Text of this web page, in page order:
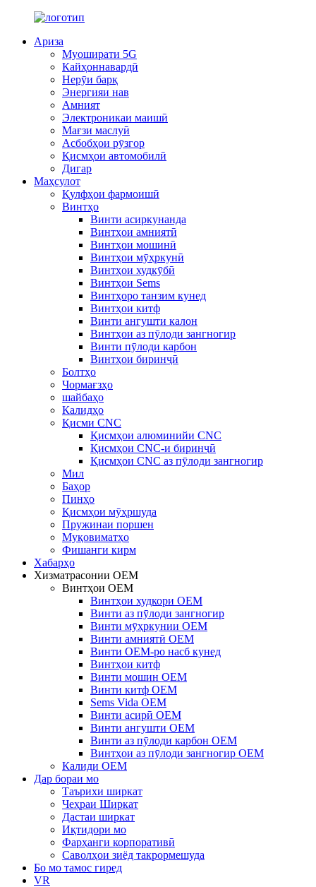
Ариза
Муоширати 5G
Кайҳоннавардӣ
Нерӯи барқ
Энергияи нав
Амният
Электроникаи маишӣ
Мағзи маслуӣ
Асбобҳои рӯзгор
Қисмҳои автомобилӣ
Дигар
Маҳсулот
Қулфҳои фармоишӣ
Винтҳо
Винти асиркунанда
Винтҳои амниятӣ
Винтҳои мошинӣ
Винтҳои мӯҳркунӣ
Винтҳои худкӯбӣ
Винтҳои Sems
Винтҳоро танзим кунед
Винтҳои китф
Винти ангушти калон
Винтҳои аз пӯлоди зангногир
Винти пӯлоди карбон
Винтҳои биринҷӣ
Болтҳо
Чормағзҳо
шайбаҳо
Калидҳо
Қисми CNC
Қисмҳои алюминийи CNC
Қисмҳои CNC-и биринҷӣ
Қисмҳои CNC аз пӯлоди зангногир
Мил
Баҳор
Пинҳо
Қисмҳои мӯҳршуда
Пружинаи поршен
Муқовиматҳо
Фишанги кирм
Хабарҳо
Хизматрасонии OEM
Винтҳои OEM
Винтҳои худкори OEM
Винти аз пӯлоди зангногир
Винти мӯҳркунии OEM
Винти амниятӣ OEM
Винти OEM-ро насб кунед
Винтҳои китф
Винти мошин OEM
Винти китф OEM
Sems Vida OEM
Винти асирӣ OEM
Винти ангушти OEM
Винти аз пӯлоди карбон OEM
Винтҳои аз пӯлоди зангногир OEM
Калиди OEM
Дар бораи мо
Таърихи ширкат
Чеҳраи Ширкат
Дастаи ширкат
Иқтидори мо
Фарҳанги корпоративӣ
Саволҳои зиёд такрормешуда
Бо мо тамос гиред
VR